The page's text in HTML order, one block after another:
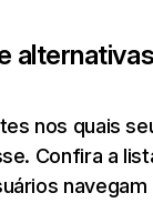
nos quais
Confira a
navegam